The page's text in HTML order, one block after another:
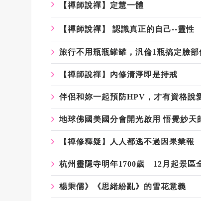
【禪師說禪】定慧一體
【禪師說禪】 認識真正的自己--靈性
旅行不用瓶瓶罐罐，汎倫1瓶搞定臉部
【禪師說禪】內修清淨即是持戒
伴侶和妳一起預防HPV，才有資格說
地球佛國美國分會開光啟用 悟覺妙天
【禪修釋疑】人人都逃不過因果業報
杭州靈隱寺明年1700歲 12月起景區
楊秉儒》《思緒紛亂》的雪花意義